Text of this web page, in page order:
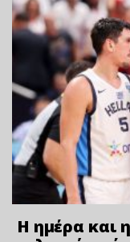
Η ημέρα και